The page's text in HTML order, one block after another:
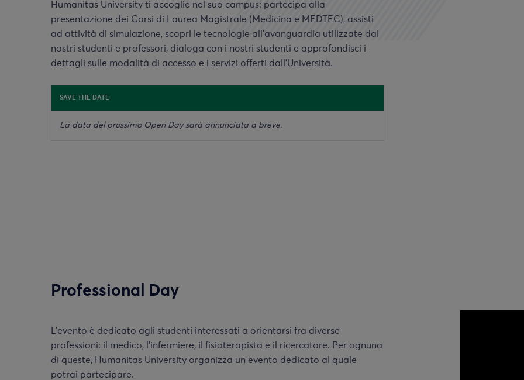
Humanitas University ti accoglie nel suo campus: partecipa alla
presentazione dei Corsi di Laurea Magistrale (Medicina e MEDTEC), assisti
ad attività di simulazione, scopri le tecnologie all’avanguardia utilizzate dai
nostri studenti e professori, dialoga con i nostri studenti e approfondisci i
dettagli sulle modalità di accesso e i servizi offerti dall’Università.
SAVE THE DATE
La data del prossimo Open Day sarà annunciata a breve.
Professional Day
L’evento è dedicato agli studenti interessati a orientarsi fra diverse
professioni: il medico, l’infermiere, il fisioterapista e il ricercatore. Per ognuna
di queste, Humanitas University organizza un evento dedicato al quale
potrai partecipare.